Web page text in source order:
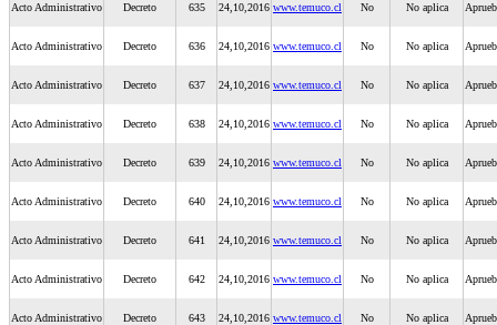
Acto Administrativo Decreto 635 24,10,2016 www.temuco.cl No No aplica
Acto Administrativo Decreto 636 24,10,2016 www.temuco.cl No No aplica
Acto Administrativo Decreto 637 24,10,2016 www.temuco.cl No No aplica
Acto Administrativo Decreto 638 24,10,2016 www.temuco.cl No No aplica
Acto Administrativo Decreto 639 24,10,2016 www.temuco.cl No No aplica
Acto Administrativo Decreto 640 24,10,2016 www.temuco.cl No No aplica
Acto Administrativo Decreto 641 24,10,2016 www.temuco.cl No No aplica
Acto Administrativo Decreto 642 24,10,2016 www.temuco.cl No No aplica
Acto Administrativo Decreto 643 24,10,2016 www.temuco.cl No No aplica